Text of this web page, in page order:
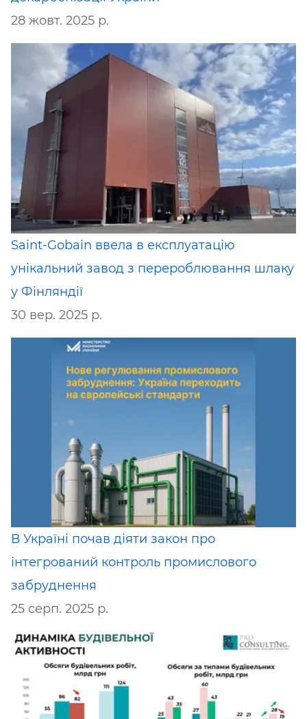
28 жовт. 2025 р.
Saint-Gobain ввела в експлуатацію
унікальний завод з перероблювання шлаку
у Фінляндії
30 вер. 2025 р.
В Україні почав діяти закон про
інтегрований контроль промислового
забруднення
25 серп. 2025 р.